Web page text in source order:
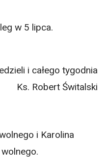
w 5 lipca.
i całego tygodnia
Ks. Robert Świtalski
i Karolina